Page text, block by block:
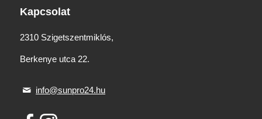
Kapcsolat
2310 Szigetszentmiklós,
Berkenye utca 22.
info@sunpro24.hu